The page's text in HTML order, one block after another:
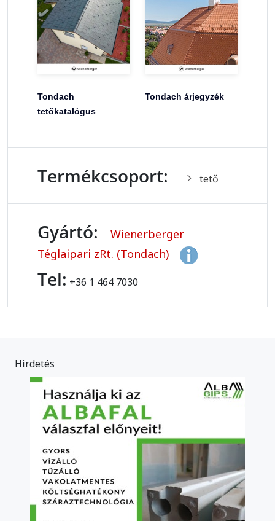
Tondach
tetőkatalógus
Tondach árjegyzék
Termékcsoport: tető
Gyártó:
Wienerberger
Téglaipari zRt. (Tondach)
Tel: +36 1 464 7030
Hirdetés